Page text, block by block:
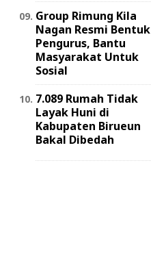
Group Rimung Kila
Nagan Resmi Bentuk
Pengurus, Bantu
Masyarakat Untuk
Sosial
7.089 Rumah Tidak
Layak Huni di
Kabupaten Birueun
Bakal Dibedah